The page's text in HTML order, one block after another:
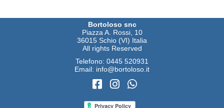
Bortoloso snc
Piazza A. Rossi, 10
36015 Schio (VI) Italia
All rights Reserved
Telefono: 0445 520931
Email: info@bortoloso.it